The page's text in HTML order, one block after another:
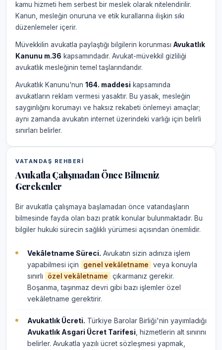
kamu hizmeti hem serbest bir meslek olarak nitelendirilir.
Kanun, mesleğin onuruna ve etik kurallarına ilişkin sıkı
düzenlemeler içerir.
Müvekkilin avukatla paylaştığı bilgilerin korunması Avukatlık
Kanunu m.36 kapsamındadır. Avukat-müvekkil gizliliği
avukatlık mesleğinin temel taşlarındandır.
Avukatlık Kanunu'nun 164. maddesi kapsamında
avukatların reklam vermesi yasaktır. Bu yasak, mesleğin
saygınlığını korumayı ve haksız rekabeti önlemeyi amaçlar;
aynı zamanda avukatın internet üzerindeki varlığı için belirli
sınırları belirler.
VATANDAŞ REHBERI
Avukatla Çalışmadan Önce Bilmeniz
Gerekenler
Bir avukatla çalışmaya başlamadan önce vatandaşların
bilmesinde fayda olan bazı pratik konular bulunmaktadır. Bu
bilgiler hukuki sürecin sağlıklı yürümesi açısından önemlidir.
Vekâletname Süreci. Avukatın sizin adınıza işlem
yapabilmesi için
genel vekâletname
veya konuyla
sınırlı
özel vekâletname
çıkarmanız gerekir.
Boşanma, taşınmaz devri gibi bazı işlemler özel
vekâletname gerektirir.
Avukatlık Ücreti. Türkiye Barolar Birliği'nin yayımladığı
Avukatlık Asgari Ücret Tarifesi , hizmetlerin alt sınırını
belirler. Avukatla yazılı ücret sözleşmesi yapmak,